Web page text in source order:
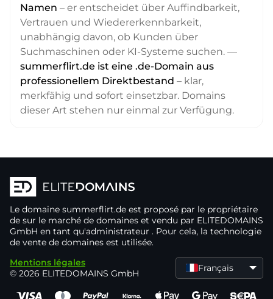
Namen – er entscheidet über Auffindbarkeit,
Vertrauen und Wiedererkennbarkeit,
unabhängig davon, ob Kunden über
Suchmaschinen oder KI-Systeme suchen. —
summerflirt.de ist eine .de-Domain aus
professionellem Direktbestand – klar,
merkfähig und sofort einsetzbar. Domains
dieser Art stehen nur einmal zur Verfügung.
Le domaine summerflirt.de est proposé par le propriétaire
de sur le marché de domaines et vendu par ELITEDOMAINS
GmbH en tant qu'administrateur . Pour cela, la technologie
de vente de domaines est utilisée.
Mentions légales
© 2026 ELITEDOMAINS GmbH
Français